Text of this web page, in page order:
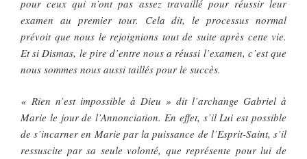
pour ceux qui n’ont pas assez travaillé pour réussir leur
examen au premier tour. Cela dit, le processus normal
prévoit que nous le rejoignions tout de suite après cette vie.
Et si Dismas, le pire d’entre nous a réussi l’examen, c’est que
nous sommes nous aussi taillés pour le succès.
« Rien n’est impossible à Dieu » dit l’archange Gabriel à
Marie le jour de l’Annonciation. En effet, s’il Lui est possible
de s’incarner en Marie par la puissance de l’Esprit-Saint, s’il
ressuscite par sa seule volonté, que représente pour lui de